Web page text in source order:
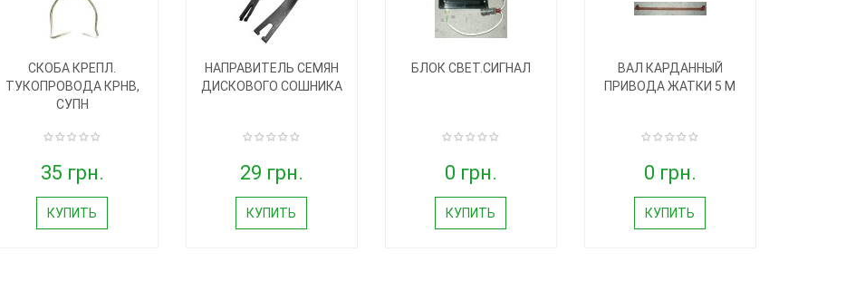
СКОБА КРЕПЛ.
ТУКОПРОВОДА КРНВ,
СУПН
35 грн.
КУПИТЬ
НАПРАВИТЕЛЬ СЕМЯН
ДИСКОВОГО СОШНИКА
29 грн.
КУПИТЬ
БЛОК СВЕТ.СИГНАЛ
0 грн.
КУПИТЬ
ВАЛ КАРДАННЫЙ
ПРИВОДА ЖАТКИ 5 М
0 грн.
КУПИТЬ